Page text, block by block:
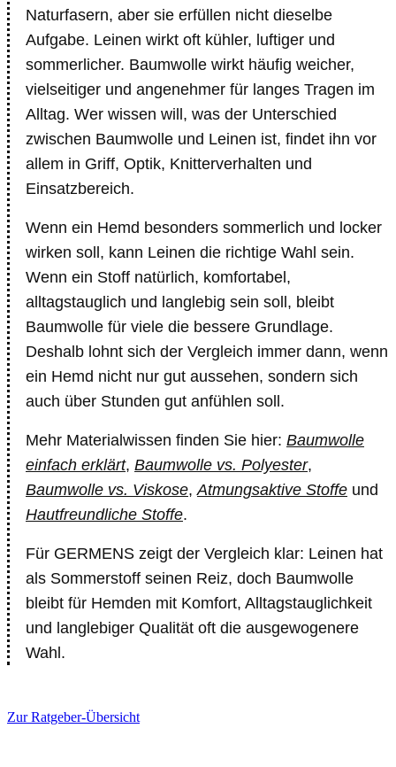
Naturfasern, aber sie erfüllen nicht dieselbe
Aufgabe. Leinen wirkt oft kühler, luftiger und
sommerlicher. Baumwolle wirkt häufig weicher,
vielseitiger und angenehmer für langes Tragen im
Alltag. Wer wissen will, was der Unterschied
zwischen Baumwolle und Leinen ist, findet ihn vor
allem in Griff, Optik, Knitterverhalten und
Einsatzbereich.
Wenn ein Hemd besonders sommerlich und locker
wirken soll, kann Leinen die richtige Wahl sein.
Wenn ein Stoff natürlich, komfortabel,
alltagstauglich und langlebig sein soll, bleibt
Baumwolle für viele die bessere Grundlage.
Deshalb lohnt sich der Vergleich immer dann, wenn
ein Hemd nicht nur gut aussehen, sondern sich
auch über Stunden gut anfühlen soll.
Mehr Materialwissen finden Sie hier: Baumwolle
einfach erklärt, Baumwolle vs. Polyester,
Baumwolle vs. Viskose,Atmungsaktive Stoffe und
Hautfreundliche Stoffe.
Für GERMENS zeigt der Vergleich klar: Leinen hat
als Sommerstoff seinen Reiz, doch Baumwolle
bleibt für Hemden mit Komfort, Alltagstauglichkeit
und langlebiger Qualität oft die ausgewogenere
Wahl.
Zur Ratgeber-Übersicht